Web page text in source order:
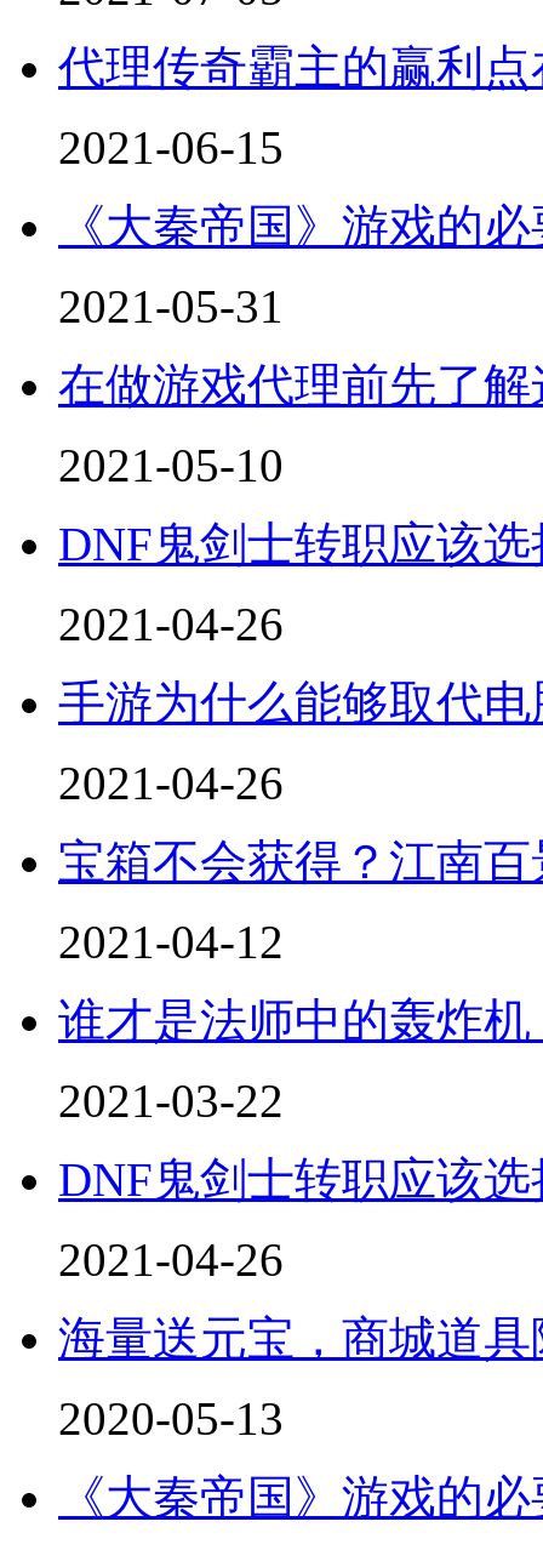
代理传奇霸主的赢利点
2021-06-15
《大秦帝国》游戏的
2021-05-31
在做游戏代理前先了解
2021-05-10
DNF鬼剑士转职应该
2021-04-26
手游为什么能够取代电
2021-04-26
宝箱不会获得？江南百
2021-04-12
谁才是法师中的轰炸机
2021-03-22
DNF鬼剑士转职应该
2021-04-26
海量送元宝，商城道具
2020-05-13
《大秦帝国》游戏的